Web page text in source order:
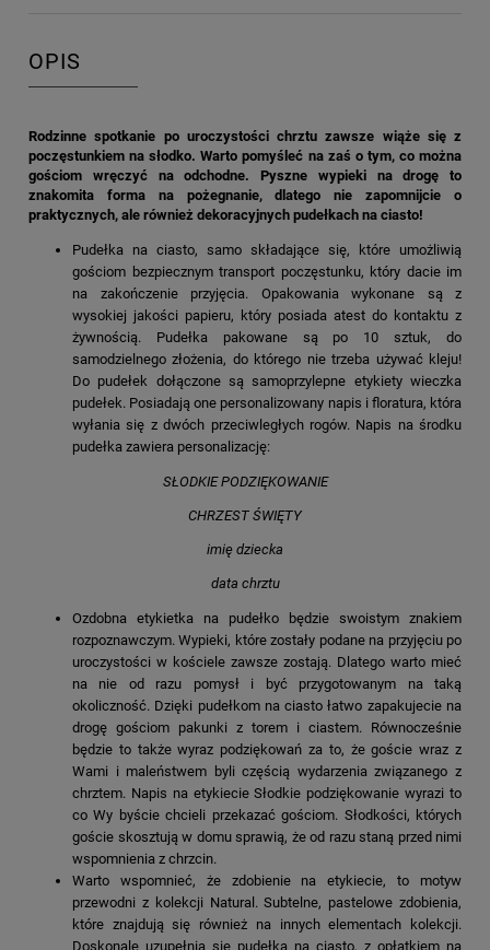
OPIS
Rodzinne spotkanie po uroczystości chrztu zawsze wiąże się z
poczęstunkiem na słodko. Warto pomyśleć na zaś o tym, co można
gościom wręczyć na odchodne. Pyszne wypieki na drogę to
znakomita forma na pożegnanie, dlatego nie zapomnijcie o
praktycznych, ale również dekoracyjnych pudełkach na ciasto!
Pudełka na ciasto, samo składające się, które umożliwią
gościom bezpiecznym transport poczęstunku, który dacie im
na zakończenie przyjęcia. Opakowania wykonane są z
wysokiej jakości papieru, który posiada atest do kontaktu z
żywnością. Pudełka pakowane są po 10 sztuk, do
samodzielnego złożenia, do którego nie trzeba używać kleju!
Do pudełek dołączone są samoprzylepne etykiety wieczka
pudełek. Posiadają one personalizowany napis i floratura, która
wyłania się z dwóch przeciwległych rogów. Napis na środku
pudełka zawiera personalizację:
SŁODKIE PODZIĘKOWANIE
CHRZEST ŚWIĘTY
imię dziecka
data chrztu
Ozdobna etykietka na pudełko będzie swoistym znakiem
rozpoznawczym. Wypieki, które zostały podane na przyjęciu po
uroczystości w kościele zawsze zostają. Dlatego warto mieć
na nie od razu pomysł i być przygotowanym na taką
okoliczność. Dzięki pudełkom na ciasto łatwo zapakujecie na
drogę gościom pakunki z torem i ciastem. Równocześnie
będzie to także wyraz podziękowań za to, że goście wraz z
Wami i maleństwem byli częścią wydarzenia związanego z
chrztem. Napis na etykiecie Słodkie podziękowanie wyrazi to
co Wy byście chcieli przekazać gościom. Słodkości, których
goście skosztują w domu sprawią, że od razu staną przed nimi
wspomnienia z chrzcin.
Warto wspomnieć, że zdobienie na etykiecie, to motyw
przewodni z kolekcji Natural. Subtelne, pastelowe zdobienia,
które znajdują się również na innych elementach kolekcji.
Doskonale uzupełnią się pudełka na ciasto, z opłatkiem na